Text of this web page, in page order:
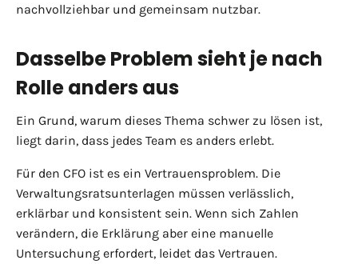
nachvollziehbar und gemeinsam nutzbar.
Dasselbe Problem sieht je nach
Rolle anders aus
Ein Grund, warum dieses Thema schwer zu lösen ist,
liegt darin, dass jedes Team es anders erlebt.
Für den CFO ist es ein Vertrauensproblem. Die
Verwaltungsratsunterlagen müssen verlässlich,
erklärbar und konsistent sein. Wenn sich Zahlen
verändern, die Erklärung aber eine manuelle
Untersuchung erfordert, leidet das Vertrauen.